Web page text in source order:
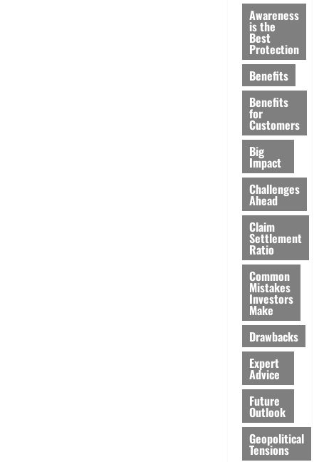
Awareness
is the
Best
Protection
Benefits
Benefits
for
Customers
Big
Impact
Challenges
Ahead
Claim
Settlement
Ratio
Common
Mistakes
Investors
Make
Drawbacks
Expert
Advice
Future
Outlook
Geopolitical
Tensions